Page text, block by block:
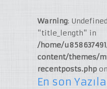
Warning:
"title_length" in
/home/
content/themes/
recentposts.php
En son